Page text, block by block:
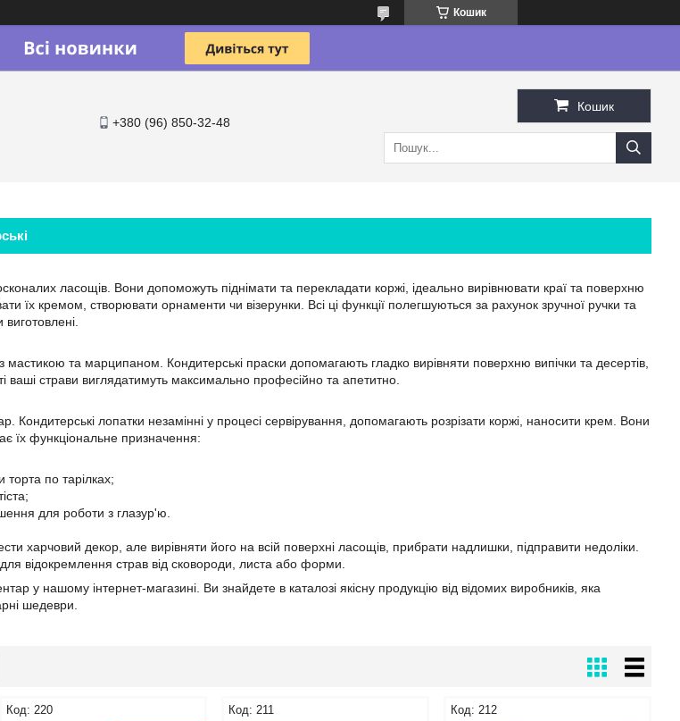
Кошик
+380 (96) 850-32-48
Кошик
ласощів. Вони допоможуть піднімати та перекладати коржі, ідеально вирівнювати краї та поверхню
їх кремом, створювати орнаменти чи візерунки. Всі ці функції полегшуються за рахунок зручної ручки та
мастикою та марципаном. Кондитерські праски допомагають гладко вирівняти поверхню випічки та десертів,
ваші страви виглядатимуть максимально професійно та апетитно.
Кондитерські лопатки незамінні у процесі сервірування, допомагають розрізати коржі, наносити крем. Вони
їх функціональне призначення:
по тарілках;
для роботи з глазур'ю.
харчовий декор, але вирівняти його на всій поверхні ласощів, прибрати надлишки, підправити недоліки.
для відокремлення страв від сковороди, листа або форми.
у нашому інтернет-магазині. Ви знайдете в каталозі якісну продукцію від відомих виробників, яка
шедеври.
220 211 212